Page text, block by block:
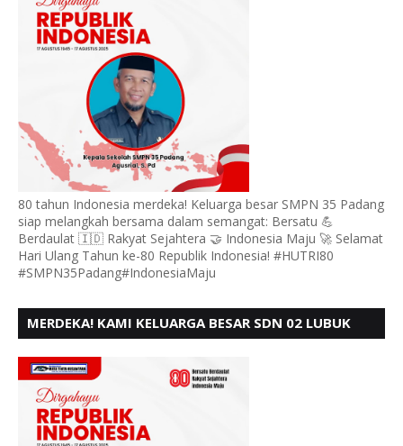
80 tahun Indonesia merdeka! Keluarga besar SMPN 35 Padang
siap melangkah bersama dalam semangat: Bersatu 💪
Berdaulat 🇮🇩 Rakyat Sejahtera 🤝 Indonesia Maju 🚀 Selamat
Hari Ulang Tahun ke-80 Republik Indonesia! #HUTRI80
#SMPN35Padang#IndonesiaMaju
MERDEKA! KAMI KELUARGA BESAR SDN 02 LUBUK
HUT RI KE - 80,